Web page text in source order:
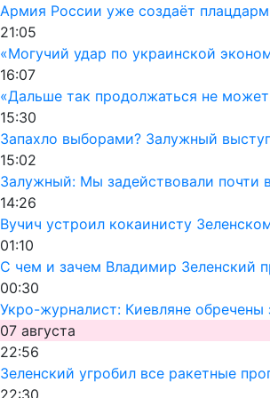
Армия России уже создаёт
21:05
«Могучий удар по украинской
16:07
«Дальше так продолжаться не
15:30
Запахло выборами? Залужный
15:02
Залужный: Мы задействовали почти
14:26
Вучич устроил кокаинисту
01:10
С чем и зачем Владимир Зеленский
00:30
Укро-журналист: Киевляне обречены
07 августа
22:56
Зеленский угробил все ракетные
22:30